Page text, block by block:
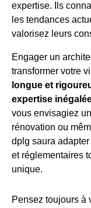
expertise. Ils
les tendances
valorisez leurs
Engager un
transformer votre
longue et
expertise
vous envisagiez
rénovation ou
dplg saura
et réglementaires
unique.
Pensez toujours à